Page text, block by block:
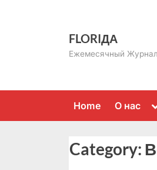
FLORIДА
Ежемесячный Журнал
Home О нас
Category: